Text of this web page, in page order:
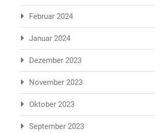
Februar 2024
Januar 2024
Dezember 2023
November 2023
Oktober 2023
September 2023